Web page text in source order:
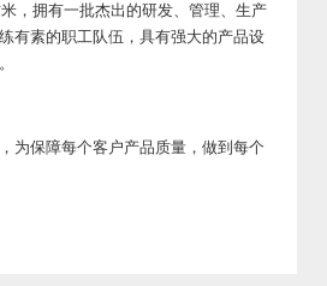
，拥有一批杰出的研发、管理、生产
有素的职工队伍，具有强大的产品设
为保障每个客户产品质量，做到每个